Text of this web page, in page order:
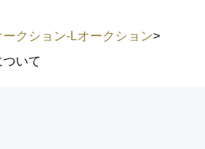
クション-Lオークション>
いて